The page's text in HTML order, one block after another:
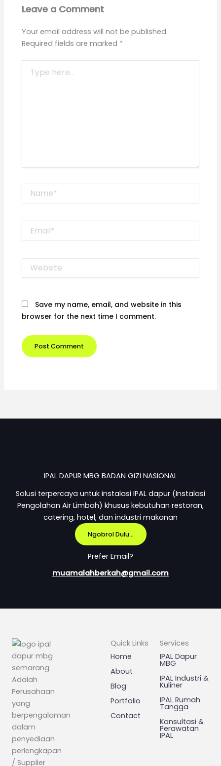
Leave a Comment
Your email address will not be published.
Required fields are marked *
here..
Website
Save my name, email, and website in this
browser for the next time I comment.
IPAL DAPUR MBG BADAN GIZI NASIONAL
Solusi terpercaya untuk instalasi IPAL dapur (Instalasi
Pengolahan Air Limbah) khusus kebutuhan restoran,
catering, hotel, dan industri makanan
Ngobrol Dulu...
Prefer Email?
muamalahberkah@gmail.com
Adalah
Perusahaan
yang
berpengalaman
dalam
penyediaan
perlengkapan
/ Supplier
Quick Links
Home
About
Blog
Portfolio
Contact
Services
IPAL Dapur
MBG
IPAL Industri &
Kuliner
IPAL Rumah
Tangga
Konsultasi &
Perawatan
IPAL